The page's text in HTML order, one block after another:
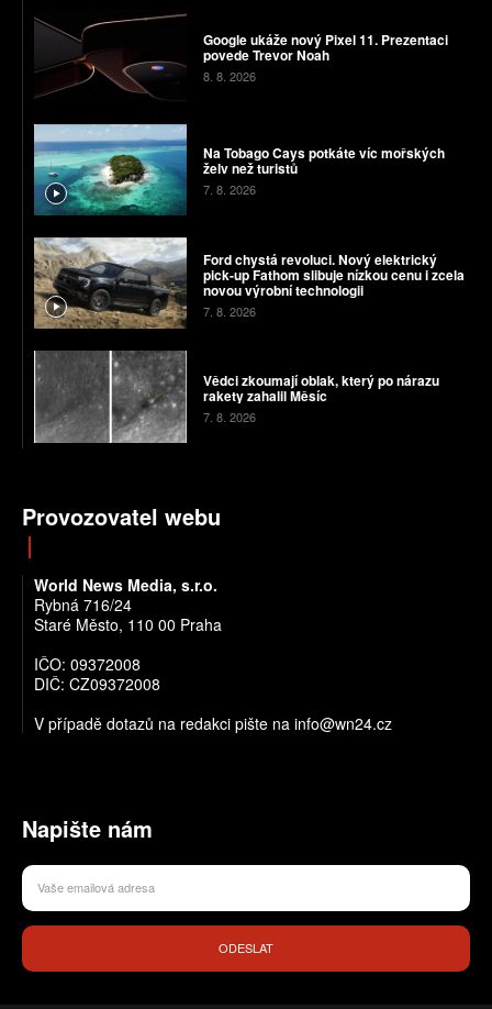
Google ukáže nový Pixel 11. Prezentaci
povede Trevor Noah
8. 8. 2026
Na Tobago Cays potkáte víc mořských
želv než turistů
7. 8. 2026
Ford chystá revoluci. Nový elektrický
pick-up Fathom slibuje nízkou cenu i zcela
novou výrobní technologii
7. 8. 2026
Vědci zkoumají oblak, který po nárazu
rakety zahalil Měsíc
7. 8. 2026
Provozovatel webu
World News Media, s.r.o.
Rybná 716/24
Staré Město, 110 00 Praha
IČO: 09372008
DIČ: CZ09372008
V případě dotazů na redakci pište na info@wn24.cz
Napište nám
ODESLAT